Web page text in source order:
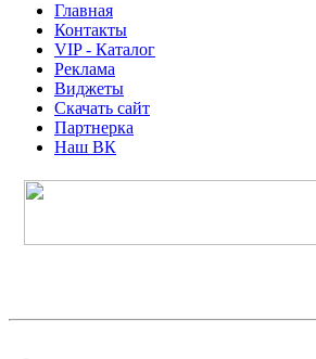
Главная
Контакты
VIP - Каталог
Реклама
Виджеты
Скачать сайт
Партнерка
Наш ВК